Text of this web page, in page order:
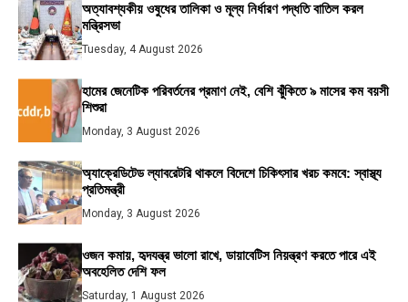
অত্যাবশ্যকীয় ওষুধের তালিকা ও মূল্য নির্ধারণ পদ্ধতি বাতিল করল
মন্ত্রিসভা
Tuesday, 4 August 2026
হামের জেনেটিক পরিবর্তনের প্রমাণ নেই, বেশি ঝুঁকিতে ৯ মাসের কম বয়সী
শিশুরা
Monday, 3 August 2026
অ্যাক্রেডিটেড ল্যাবরেটরি থাকলে বিদেশে চিকিৎসার খরচ কমবে: স্বাস্থ্য
প্রতিমন্ত্রী
Monday, 3 August 2026
ওজন কমায়, হৃদযন্ত্র ভালো রাখে, ডায়াবেটিস নিয়ন্ত্রণ করতে পারে এই
অবহেলিত দেশি ফল
Saturday, 1 August 2026